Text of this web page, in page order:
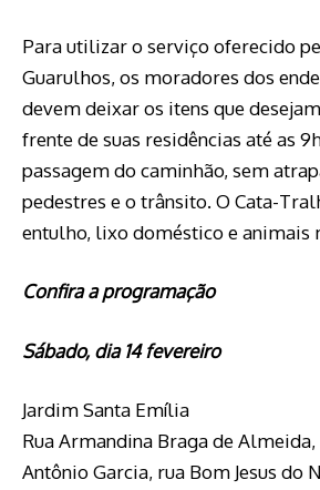
Para utilizar o serviço oferecido
Guarulhos, os moradores dos
devem deixar os itens que
frente de suas residências até as
passagem do caminhão, sem
pedestres e o trânsito. O Cata-
entulho, lixo doméstico e animais
Confira a programação
Sábado, dia 14 fevereiro
Jardim Santa Emília
Rua Armandina Braga de
Antônio Garcia, rua Bom Jesus do